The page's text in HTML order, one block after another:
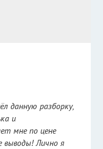
данную разборку,
и
мне по цене
выводы! Лично я